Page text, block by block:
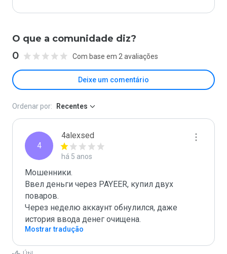
O que a comunidade diz?
0 Com base em 2 avaliações
Deixe um comentário
Ordenar por: Recentes
4
4alexsed
há 5 anos
Мошенники.
Ввел деньги через PAYEER, купил двух
поваров.
Через неделю аккаунт обнулился, даже
Mostrar tradução